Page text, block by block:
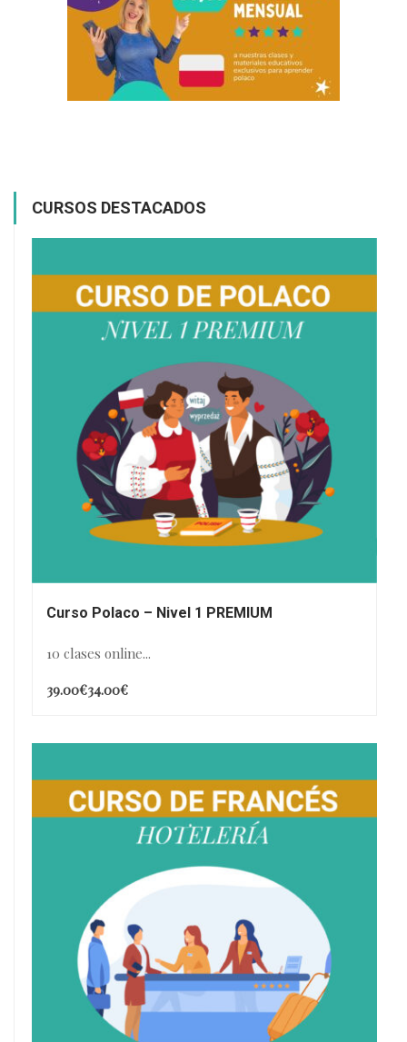
CURSOS DESTACADOS
Curso Polaco – Nivel 1 PREMIUM
10 clases online...
39.00€34.00€